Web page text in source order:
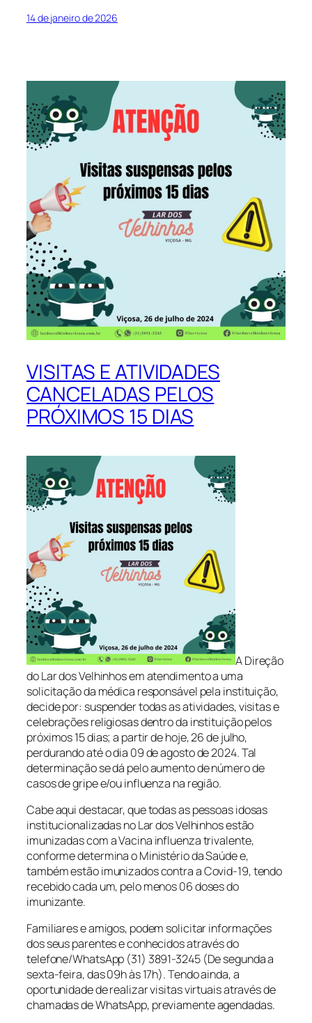
14 de janeiro de 2026
VISITAS E ATIVIDADES
CANCELADAS PELOS
PRÓXIMOS 15 DIAS
A Direção
do Lar dos Velhinhos em atendimento a uma
solicitação da médica responsável pela instituição,
decide por: suspender todas as atividades, visitas e
celebrações religiosas dentro da instituição pelos
próximos 15 dias; a partir de hoje, 26 de julho,
perdurando até o dia 09 de agosto de 2024. Tal
determinação se dá pelo aumento de número de
casos de gripe e/ou influenza na região.
Cabe aqui destacar, que todas as pessoas idosas
institucionalizadas no Lar dos Velhinhos estão
imunizadas com a Vacina influenza trivalente,
conforme determina o Ministério da Saúde e,
também estão imunizados contra a Covid-19, tendo
recebido cada um, pelo menos 06 doses do
imunizante.
Familiares e amigos, podem solicitar informações
dos seus parentes e conhecidos através do
telefone/WhatsApp (31) 3891-3245 (De segunda a
sexta-feira, das 09h às 17h). Tendo ainda, a
oportunidade de realizar visitas virtuais através de
chamadas de WhatsApp, previamente agendadas.